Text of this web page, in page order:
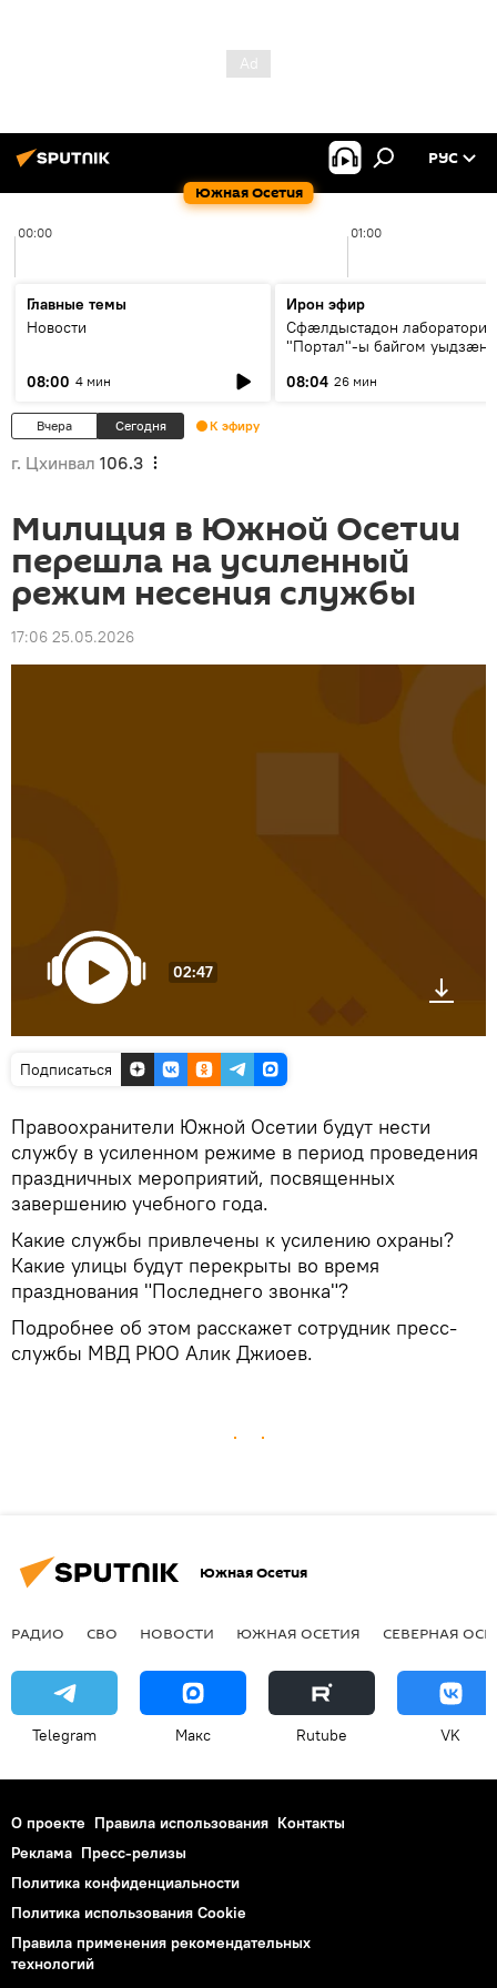
Южная Осетия
РУС
00:00 01:00
Главные темы
Новости
08:00 4 мин
Ирон эфир
Сфæлдыстадон лаборатори
"Портал"-ы байгом уыдзæн
Æхсары куыстыты равдыст
08:04 26 мин
Вчера Сегодня К эфиру
г. Цхинвал 106.3
Милиция в Южной Осетии
перешла на усиленный
режим несения службы
17:06 25.05.2026
02:47
Подписаться
Правоохранители Южной Осетии будут нести
службу в усиленном режиме в период проведения
праздничных мероприятий, посвященных
завершению учебного года.
Какие службы привлечены к усилению охраны?
Какие улицы будут перекрыты во время
празднования "Последнего звонка"?
Подробнее об этом расскажет сотрудник пресс-
службы МВД РЮО Алик Джиоев.
Южная Осетия
РАДИО СВО НОВОСТИ ЮЖНАЯ ОСЕТИЯ СЕВЕРНАЯ
Telegram Макс Rutube VK
О проекте Правила использования Контакты
Реклама Пресс-релизы
Политика конфиденциальности
Политика использования Cookie
Правила применения рекомендательных
технологий